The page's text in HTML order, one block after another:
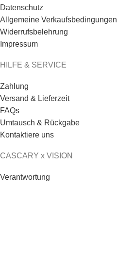
Datenschutz
Allgemeine Verkaufsbedingungen
Widerrufsbelehrung
Impressum
HILFE & SERVICE
Zahlung
Versand & Lieferzeit
FAQs
Umtausch & Rückgabe
Kontaktiere uns
CASCARY x VISION
Verantwortung